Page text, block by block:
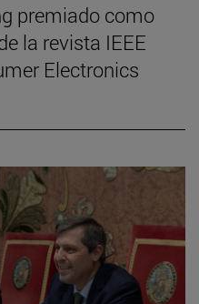
premiado como
la revista IEEE
Electronics